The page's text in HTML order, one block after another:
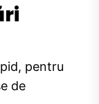
pentru
de